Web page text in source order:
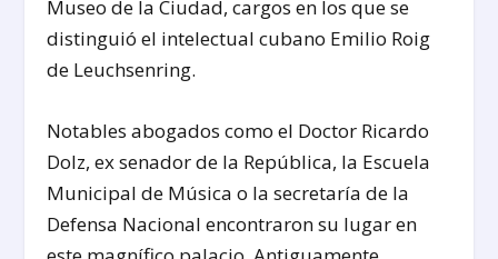
Museo de la Ciudad, cargos en los que se
distinguió el intelectual cubano Emilio Roig
de Leuchsenring.
Notables abogados como el Doctor Ricardo
Dolz, ex senador de la República, la Escuela
Municipal de Música o la secretaría de la
Defensa Nacional encontraron su lugar en